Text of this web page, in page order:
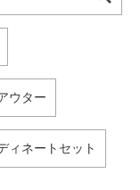
ウター
ィネートセット